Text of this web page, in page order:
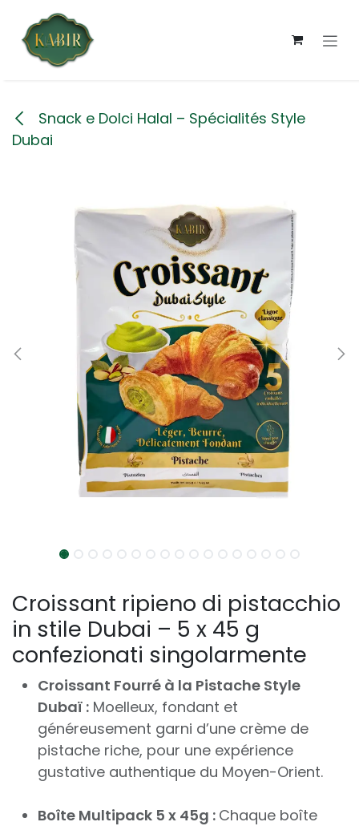
Passa al contenuto
Snack e Dolci Halal – Spécialités Style
Dubai
Croissant ripieno di pistacchio
in stile Dubai – 5 x 45 g
confezionati singolarmente
Croissant Fourré à la Pistache Style
Dubaï : Moelleux, fondant et
généreusement garni d’une crème de
pistache riche, pour une expérience
gustative authentique du Moyen-Orient.
Boîte Multipack 5 x 45g : Chaque boîte